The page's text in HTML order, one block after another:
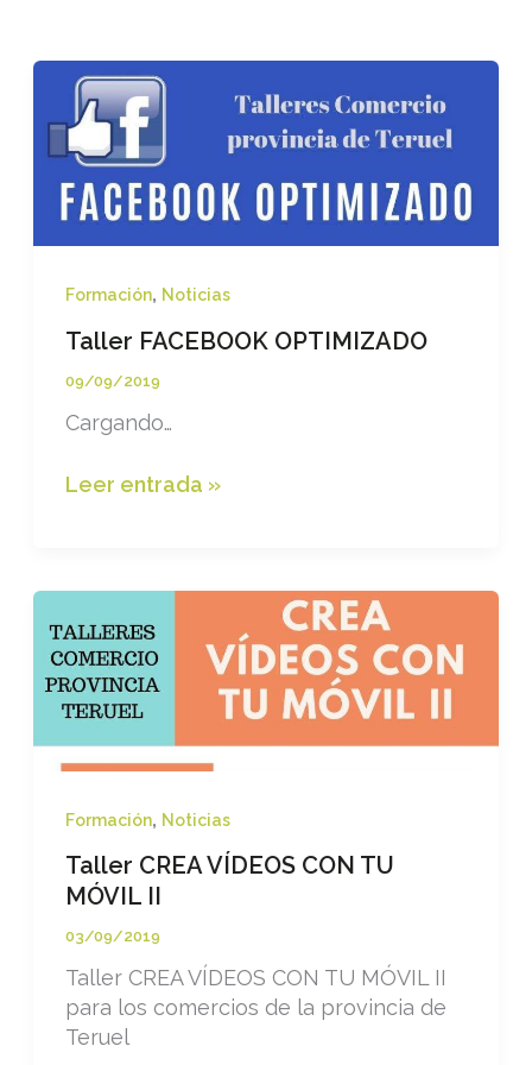
Formación, Noticias
Taller FACEBOOK OPTIMIZADO
09/09/2019
Cargando…
Taller
Leer entrada »
Formación, Noticias
Taller CREA VÍDEOS CON TU
MÓVIL II
03/09/2019
Taller CREA VÍDEOS CON TU MÓVIL II
para los comercios de la provincia de
Teruel